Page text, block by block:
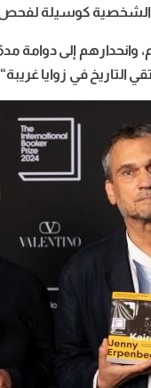
الشخصية كوسيلة لفحص
إلى دوامة
التاريخ في زوايا غريبة